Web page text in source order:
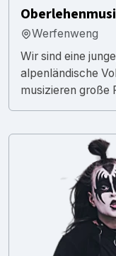
Oberlehenmusi
Werfenweng
Wir sind eine
alpenländische
musizieren große